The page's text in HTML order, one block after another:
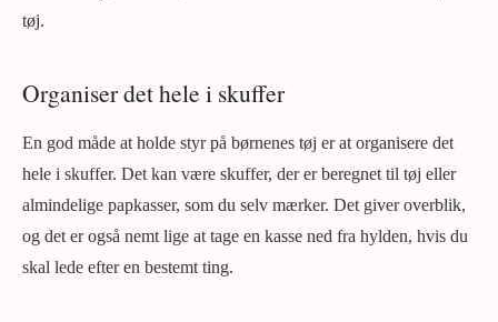
tøj.
Organiser det hele i skuffer
En god måde at holde styr på børnenes tøj er at organisere det
hele i skuffer. Det kan være skuffer, der er beregnet til tøj eller
almindelige papkasser, som du selv mærker. Det giver overblik,
og det er også nemt lige at tage en kasse ned fra hylden, hvis du
skal lede efter en bestemt ting.